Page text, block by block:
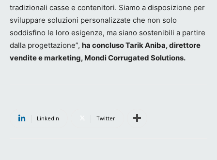
tradizionali casse e contenitori. Siamo a disposizione per
sviluppare soluzioni personalizzate che non solo
soddisfino le loro esigenze, ma siano sostenibili a partire
dalla progettazione”, ha concluso Tarik Aniba, direttore
vendite e marketing, Mondi Corrugated Solutions.
Linkedin Twitter